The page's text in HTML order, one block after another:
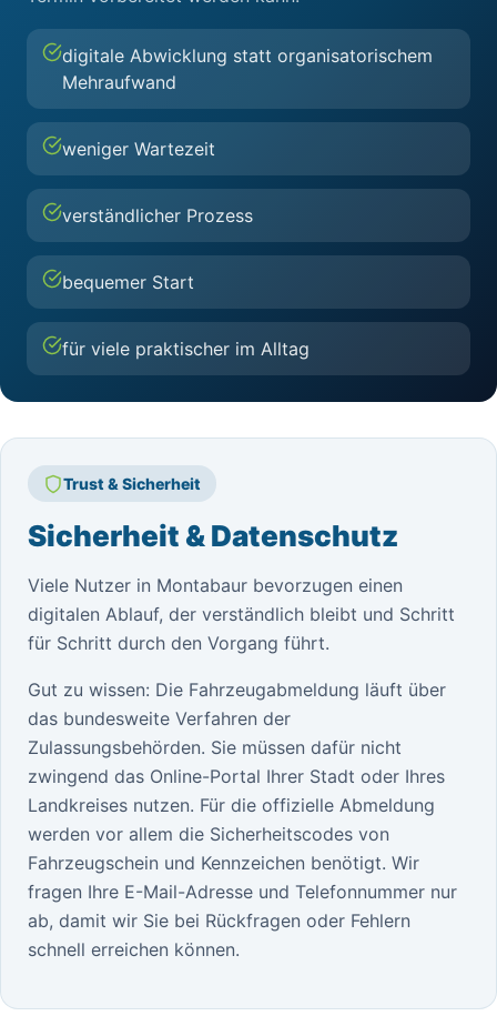
digitale Abwicklung statt organisatorischem
Mehraufwand
weniger Wartezeit
verständlicher Prozess
bequemer Start
für viele praktischer im Alltag
Trust & Sicherheit
Sicherheit & Datenschutz
Viele Nutzer in Montabaur bevorzugen einen
digitalen Ablauf, der verständlich bleibt und Schritt
für Schritt durch den Vorgang führt.
Gut zu wissen: Die Fahrzeugabmeldung läuft über
das bundesweite Verfahren der
Zulassungsbehörden. Sie müssen dafür nicht
zwingend das Online-Portal Ihrer Stadt oder Ihres
Landkreises nutzen. Für die offizielle Abmeldung
werden vor allem die Sicherheitscodes von
Fahrzeugschein und Kennzeichen benötigt. Wir
fragen Ihre E-Mail-Adresse und Telefonnummer nur
ab, damit wir Sie bei Rückfragen oder Fehlern
schnell erreichen können.